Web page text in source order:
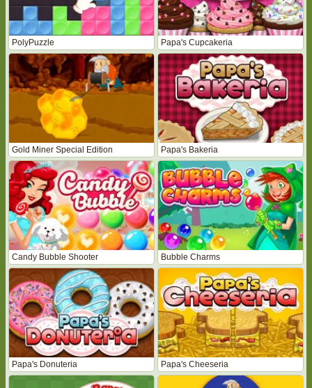
PolyPuzzle Papa's Cupcakeria
Gold Miner Special Edition Papa's Bakeria
Candy Bubble Shooter Bubble Charms
Papa's Donuteria Papa's Cheeseria